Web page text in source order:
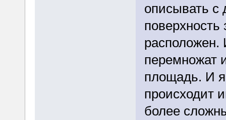
описывать с
поверхность
расположен.
перемножат
площадь. И я
происходит
более